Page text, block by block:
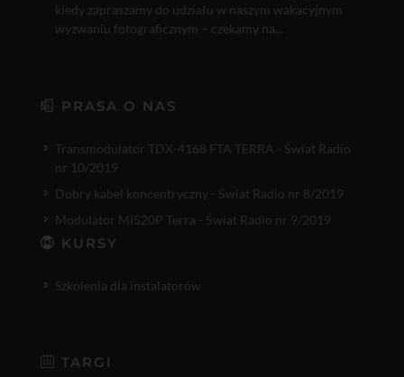
kiedy zapraszamy do udziału w naszym wakacyjnym
wyzwaniu fotograficznym – czekamy na...
PRASA O NAS
Transmodulator TDX-4168 FTA TERRA - Świat Radio
nr 10/2019
Dobry kabel koncentryczny - Świat Radio nr 8/2019
Modulator MI520P Terra - Świat Radio nr 9/2019
KURSY
Szkolenia dla instalatorów
TARGI